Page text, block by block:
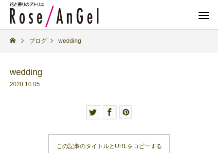
ブログ wedding
wedding
2020.10.05
この記事のタイトルとURLをコピーする